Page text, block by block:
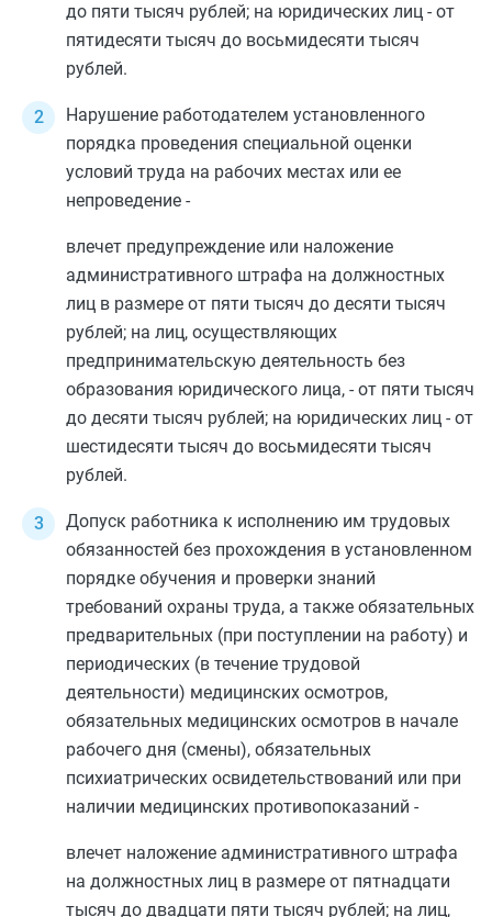
до пяти тысяч рублей; на юридических лиц - от
пятидесяти тысяч до восьмидесяти тысяч
рублей.
Нарушение работодателем установленного
порядка проведения специальной оценки
условий труда на рабочих местах или ее
непроведение -
влечет предупреждение или наложение
административного штрафа на должностных
лиц в размере от пяти тысяч до десяти тысяч
рублей; на лиц, осуществляющих
предпринимательскую деятельность без
образования юридического лица, - от пяти тысяч
до десяти тысяч рублей; на юридических лиц - от
шестидесяти тысяч до восьмидесяти тысяч
рублей.
Допуск работника к исполнению им трудовых
обязанностей без прохождения в установленном
порядке обучения и проверки знаний
требований охраны труда, а также обязательных
предварительных (при поступлении на работу) и
периодических (в течение трудовой
деятельности) медицинских осмотров,
обязательных медицинских осмотров в начале
рабочего дня (смены), обязательных
психиатрических освидетельствований или при
наличии медицинских противопоказаний -
влечет наложение административного штрафа
на должностных лиц в размере от пятнадцати
тысяч до двадцати пяти тысяч рублей; на лиц,